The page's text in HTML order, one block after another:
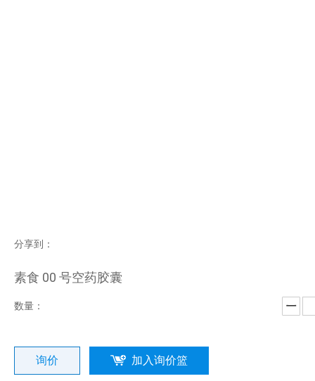
分享到：
素食 00 号空药胶囊
数量：
询价 加入询价篮